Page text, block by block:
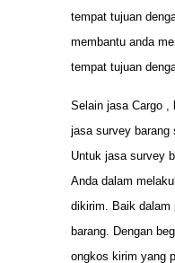
tempat tujuan
membantu anda
tempat tujuan
Selain jasa Cargo ,
jasa survey barang
Untuk jasa survey
Anda dalam
dikirim. Baik dalam
barang. Dengan
ongkos kirim yang